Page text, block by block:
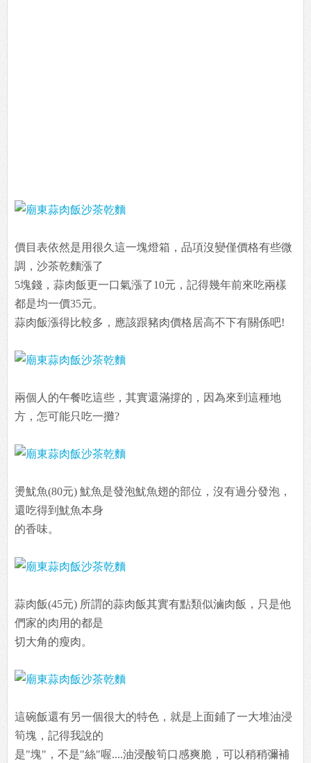
價目表依然是用很久這一塊燈箱，品項沒變僅價格有些微
調，沙茶乾麵漲了
5塊錢，蒜肉飯更一口氣漲了10元，記得幾年前來吃兩樣
都是均一價35元。
蒜肉飯漲得比較多，應該跟豬肉價格居高不下有關係吧!
兩個人的午餐吃這些，其實還滿撐的，因為來到這種地
方，怎可能只吃一攤?
燙魷魚(80元) 魷魚是發泡魷魚翅的部位，沒有過分發泡，
還吃得到魷魚本身
的香味。
蒜肉飯(45元) 所謂的蒜肉飯其實有點類似滷肉飯，只是他
們家的肉用的都是
切大角的瘦肉。
這碗飯還有另一個很大的特色，就是上面鋪了一大堆油浸
筍塊，記得我說的
是"塊"，不是"絲"喔....油浸酸筍口感爽脆，可以稍稍彌補